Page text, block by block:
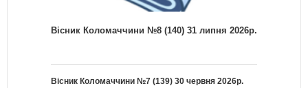
Вісник Коломаччини №8 (140) 31 липня 2026р.
Вісник Коломаччини №7 (139) 30 червня 2026р.